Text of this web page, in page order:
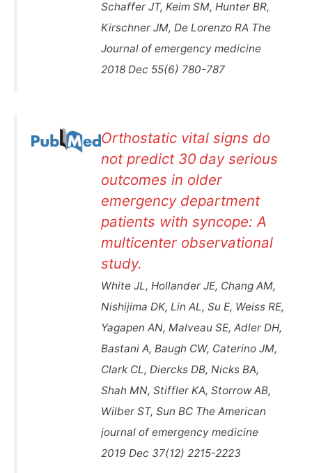
Schaffer JT, Keim SM, Hunter BR,
Kirschner JM, De Lorenzo RA The
Journal of emergency medicine
2018 Dec 55(6) 780-787
Orthostatic vital signs do
not predict 30 day serious
outcomes in older
emergency department
patients with syncope: A
multicenter observational
study.
White JL, Hollander JE, Chang AM,
Nishijima DK, Lin AL, Su E, Weiss RE,
Yagapen AN, Malveau SE, Adler DH,
Bastani A, Baugh CW, Caterino JM,
Clark CL, Diercks DB, Nicks BA,
Shah MN, Stiffler KA, Storrow AB,
Wilber ST, Sun BC The American
journal of emergency medicine
2019 Dec 37(12) 2215-2223